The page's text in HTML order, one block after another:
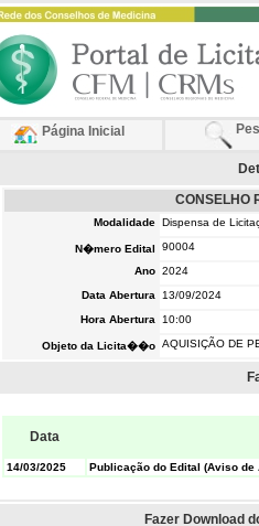
Página Inicial
CONSELHO
Modalidade Dispensa de
N�mero Edital
90004
Ano 2024
Data Abertura
13/09/2024
Hora Abertura
10:00
Objeto da Licita��o AQUISIÇÃO DE
Data
14/03/2025 Publicação do Edital (Aviso de
Fazer Download